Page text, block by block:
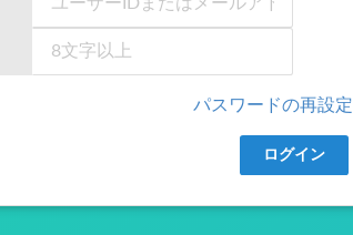
パスワードの再設定
ログイン